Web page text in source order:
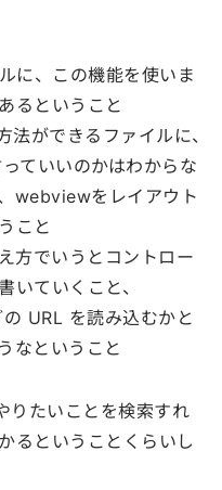
に、この機能を使いま
るということ
ができるファイルに、
ていいのかはわからな
webviewをレイアウト
こと
方でいうとコントロー
いていくこと、
URL を読み込むかと
なということ
りたいことを検索すれ
るということくらいし